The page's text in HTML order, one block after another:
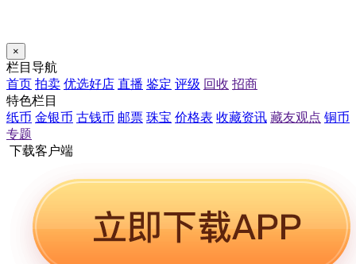
×
栏目导航
首页 拍卖 优选好店 直播 鉴定 评级 回收 招商
特色栏目
纸币 金银币 古钱币 邮票 珠宝 价格表 收藏资讯 藏友观点 铜币
专题
下载客户端